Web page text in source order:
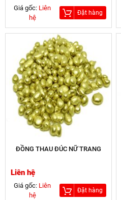
Giá gốc: Liên
hệ
Đặt hàng
ĐỒNG THAU ĐÚC NỮ TRANG
Liên hệ
Giá gốc: Liên
hệ
Đặt hàng